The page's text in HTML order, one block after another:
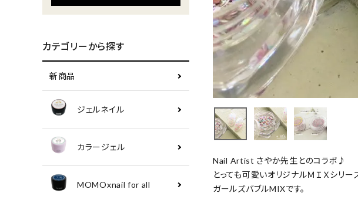
カテゴリーから探す
新商品
ジェルネイル
カラージェル
MOMOxnail for all
Nail Artist さやか先生とのコラボ♪
とっても可愛いオリジナルＭＩＸシリ
ガールズバブルMIXです。